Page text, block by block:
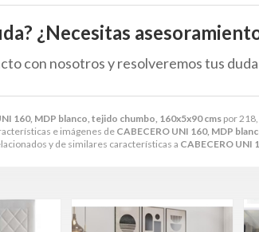
160, MDP blanco, tejido chumbo, 160x5x90 cms por
e imágenes de CABECERO UNI 160, MDP
y de similares características a CABECERO UNI
¿Necesitas
con nosotros y resolveremos tus